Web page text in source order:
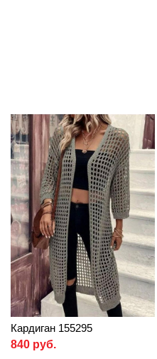
Кардиган 155295
840 руб.